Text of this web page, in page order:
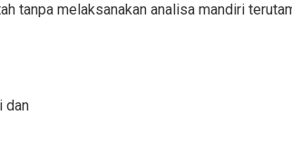
tanpa melaksanakan analisa mandiri
dan